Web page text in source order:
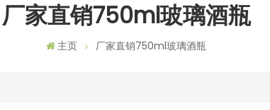
厂家直销750ml玻璃酒瓶
主页 厂家直销750ml玻璃酒瓶